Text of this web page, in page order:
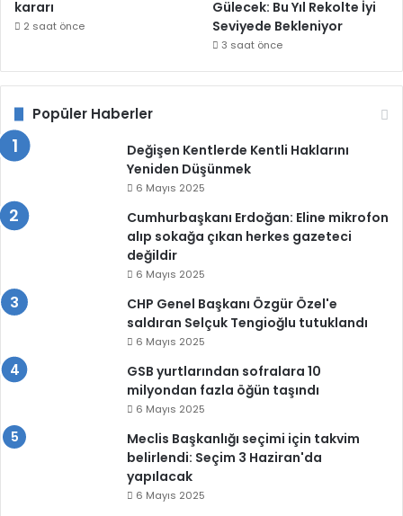
kararı
2 saat önce
Gülecek: Bu Yıl Rekolte İyi
Seviyede Bekleniyor
3 saat önce
Popüler Haberler
Değişen Kentlerde Kentli Haklarını
Yeniden Düşünmek
6 Mayıs 2025
Cumhurbaşkanı Erdoğan: Eline mikrofon
alıp sokağa çıkan herkes gazeteci
değildir
6 Mayıs 2025
CHP Genel Başkanı Özgür Özel'e
saldıran Selçuk Tengioğlu tutuklandı
6 Mayıs 2025
GSB yurtlarından sofralara 10
milyondan fazla öğün taşındı
6 Mayıs 2025
Meclis Başkanlığı seçimi için takvim
belirlendi: Seçim 3 Haziran'da
yapılacak
6 Mayıs 2025